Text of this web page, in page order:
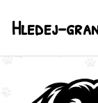
Hledej-